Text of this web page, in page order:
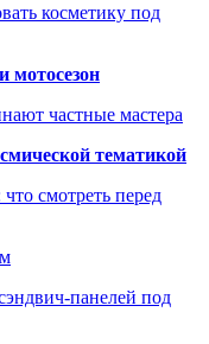
косметику под
мотосезон
частные мастера
тематикой
смотреть перед
панелей под